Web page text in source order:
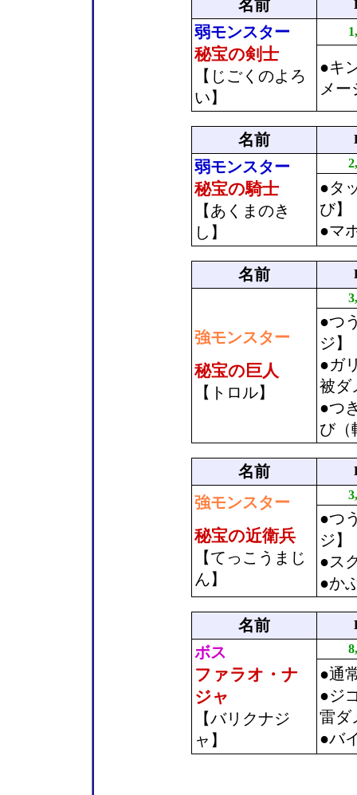
名前
弱モンスター
秘宝の剣士
【じごくのよろ
い】
●キ
メ
名前
弱モンスター
秘宝の騎士
【あくまのき
し】
●タ
び】
●マ
名前
強モンスター
秘宝の巨人
【トロル】
●つ
ジ】
●ガ
被ダ
●つ
び（
名前
強モンスター
秘宝の近衛兵
【てっこうまじ
ん】
●つ
ジ】
●ス
●か
名前
ボス
ファラオ・ナ
ジャ
【バリクナジ
ャ】
●通
●ジ
雷ダ
●バ